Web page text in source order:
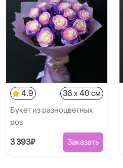
4.9
36 x 40 см
Букет из разноцветных
роз
3 393₽ Заказать